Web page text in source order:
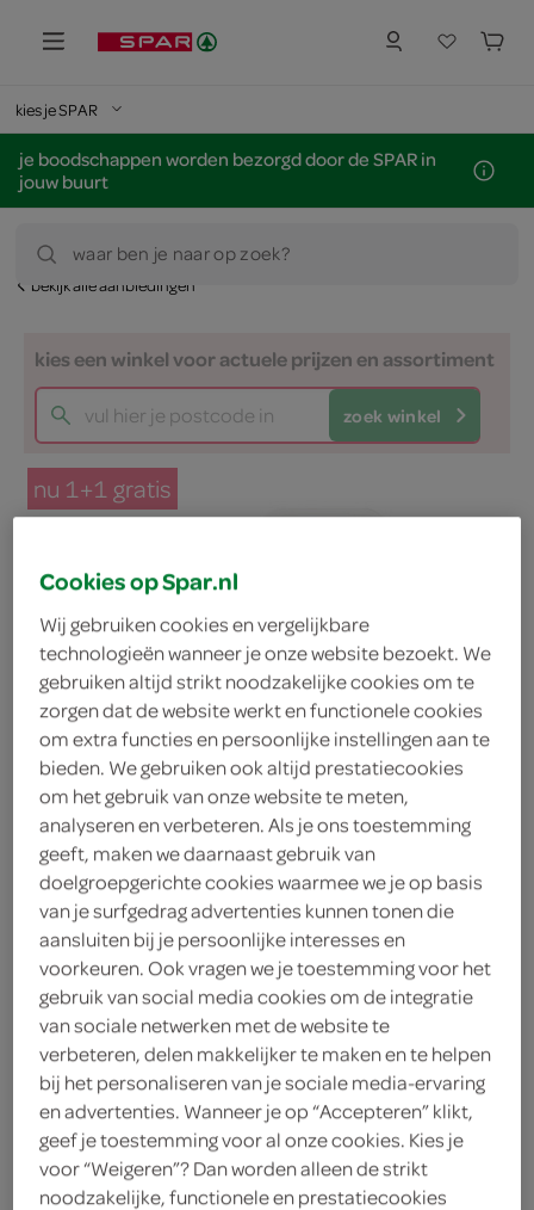
kies je SPAR
je boodschappen worden bezorgd door de SPAR in
jouw buurt
waar ben je naar op zoek?
bekijk alle aanbiedingen
kies een winkel voor actuele prijzen en assortiment
zoek winkel
nu 1+1 gratis
SPAR lichte lunchsalade
bak 400 gram of kleine
salade bak 200 gram
nu 1+1 gratis
Alle combinaties zijn mogelijk, je ontvangt 50% korting
op de totaalprijs. Voeg 2 stuks of een veelvoud van 2
stuks toe aan je winkelmand om te profiteren van deze
actie.
deze aanbieding is verlopen
Cookies op Spar.nl
Wij gebruiken cookies en vergelijkbare
technologieën wanneer je onze website bezoekt. We
gebruiken altijd strikt noodzakelijke cookies om te
zorgen dat de website werkt en functionele cookies
om extra functies en persoonlijke instellingen aan te
bieden. We gebruiken ook altijd prestatiecookies
om het gebruik van onze website te meten,
analyseren en verbeteren. Als je ons toestemming
geeft, maken we daarnaast gebruik van
doelgroepgerichte cookies waarmee we je op basis
van je surfgedrag advertenties kunnen tonen die
aansluiten bij je persoonlijke interesses en
voorkeuren. Ook vragen we je toestemming voor het
gebruik van social media cookies om de integratie
van sociale netwerken met de website te
verbeteren, delen makkelijker te maken en te helpen
bij het personaliseren van je sociale media-ervaring
en advertenties. Wanneer je op “Accepteren” klikt,
geef je toestemming voor al onze cookies. Kies je
voor “Weigeren”? Dan worden alleen de strikt
noodzakelijke, functionele en prestatiecookies